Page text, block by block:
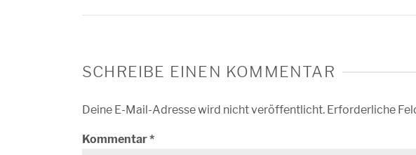
SCHREIBE EINEN KOMMENTAR
Deine E-Mail-Adresse wird nicht veröffentlicht. Erforderliche
Kommentar*